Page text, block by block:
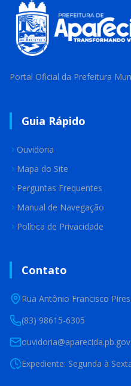
Portal Oficial da Prefeitura
Guia Rápido
Ouvidoria
Mapa do Site
Perguntas Frequentes
Manual de Navegação
Política de Privacidade
Contato
Rua Antônio Francisco
(83) 98615-6305
Expediente: Segunda à